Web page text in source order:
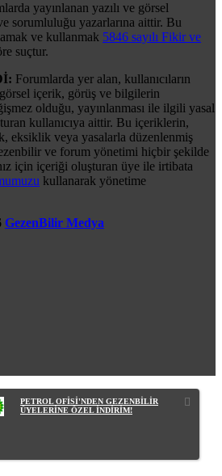
yayınlanan yazılı ve görsel
sorumluluğu yazarlarına aittir. Bu
ve kullanmak 5846 sayılı Fikir ve
suçtur.
Forumlarda yer alan, kullanıcıların
içerik, görüş ve bilgilerin
olduğu, yayınlanması ile ilgili yasal
kullanıcıya aittir. Bu içeriklerin,
eksiklik veya yasalarla düzenlenmiş
ve forum yönetimi hiçbir şekilde
için içeriği oluşturan üye ile irtibata
kullanarak yönetime
GezenBilir Medya
PETROL OFİSİ'NDEN GEZENBİLİR
ÜYELERİNE ÖZEL İNDİRİM!